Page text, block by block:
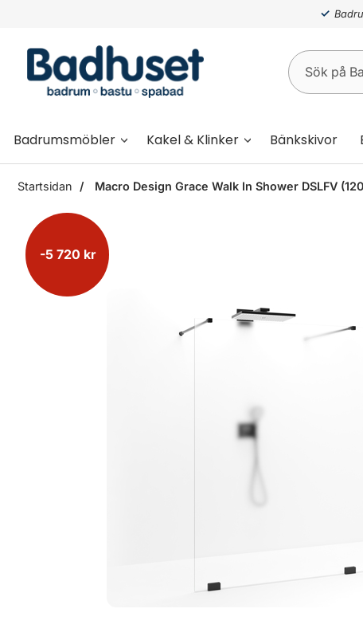
Badrumsmöbler Kakel & Klinker Bänkskivor
Startsidan Macro Design Grace Walk In Shower DSLFV
-5 720 kr